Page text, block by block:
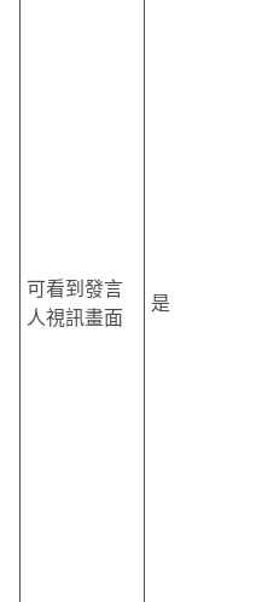
可看到發言
人視訊畫面
是